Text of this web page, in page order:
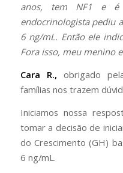
anos, tem NF1 e
endocrinologista pediu
6 ng/mL. Então ele
Fora isso, meu menino
Cara R., obrigado
famílias nos trazem
Iniciamos nossa
tomar a decisão de
do Crescimento (GH)
6 ng/mL.